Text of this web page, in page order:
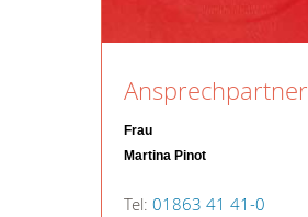
Ansprechpartner
Frau
Martina Pinot
Tel: 01863 41 41-0